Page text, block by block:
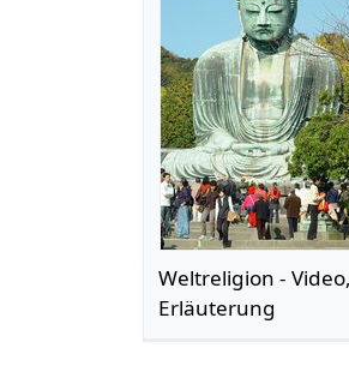
Weltreligion‏‎ - Video, Audio,
Erläuterung